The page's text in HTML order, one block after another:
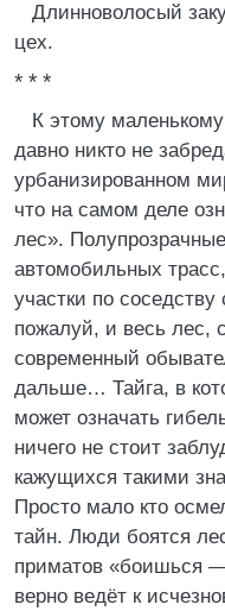
Длинноволосый
цех.
* * *
К этому маленькому
давно никто не
урбанизированном
что на самом деле
лес».
автомобильных
участки по
пожалуй, и весь лес,
современный
дальше… Тайга, в
может означать
ничего не стоит
кажущихся такими
Просто мало кто
тайн. Люди боятся
приматов «боишься
верно ведёт к